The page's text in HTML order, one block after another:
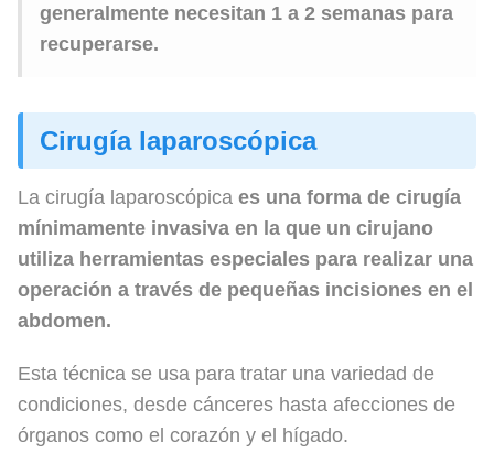
generalmente necesitan 1 a 2 semanas para
recuperarse.
Cirugía laparoscópica
La cirugía laparoscópica es una forma de cirugía
mínimamente invasiva en la que un cirujano
utiliza herramientas especiales para realizar una
operación a través de pequeñas incisiones en el
abdomen.
Esta técnica se usa para tratar una variedad de
condiciones, desde cánceres hasta afecciones de
órganos como el corazón y el hígado.